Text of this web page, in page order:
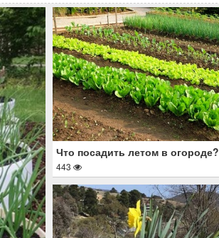
Что посадить летом в огороде?
443